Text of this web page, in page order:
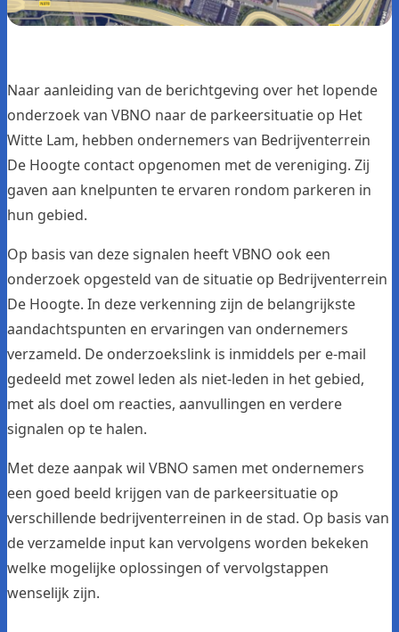
Naar aanleiding van de berichtgeving over het lopende
onderzoek van VBNO naar de parkeersituatie op Het
Witte Lam, hebben ondernemers van Bedrijventerrein
De Hoogte contact opgenomen met de vereniging. Zij
gaven aan knelpunten te ervaren rondom parkeren in
hun gebied.
Op basis van deze signalen heeft VBNO ook een
onderzoek opgesteld van de situatie op Bedrijventerrein
De Hoogte. In deze verkenning zijn de belangrijkste
aandachtspunten en ervaringen van ondernemers
verzameld. De onderzoekslink is inmiddels per e-mail
gedeeld met zowel leden als niet-leden in het gebied,
met als doel om reacties, aanvullingen en verdere
signalen op te halen.
Met deze aanpak wil VBNO samen met ondernemers
een goed beeld krijgen van de parkeersituatie op
verschillende bedrijventerreinen in de stad. Op basis van
de verzamelde input kan vervolgens worden bekeken
welke mogelijke oplossingen of vervolgstappen
wenselijk zijn.